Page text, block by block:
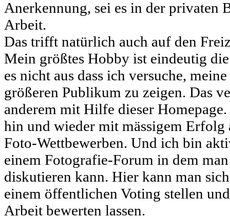
Anerkennung, sei es in der privaten
Arbeit.
Das trifft natürlich auch auf den
Mein größtes Hobby ist eindeutig
es nicht aus dass ich versuche,
größeren Publikum zu zeigen. Das
anderem mit Hilfe dieser
hin und wieder mit mässigem Erfolg
Foto-Wettbewerben. Und ich bin
einem Fotografie-Forum in dem
diskutieren kann. Hier kann man
einem öffentlichen Voting stellen
Arbeit bewerten lassen.